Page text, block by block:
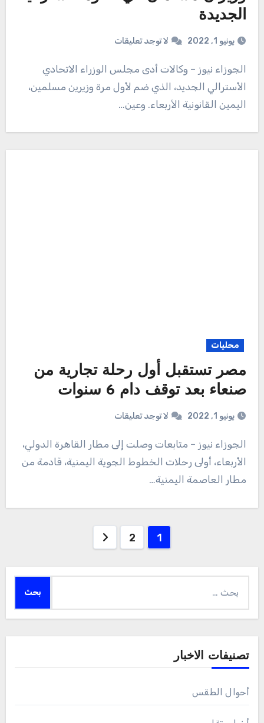
الجديدة
يونيو 1, 2022 لا توجد تعليقات
الجوزاء نيوز – وكالات أدى مجلس الوزراء الاتحادي
الأسترالي الجديد، الذي ضم لأول مرة وزيرين مسلمين،
اليمين القانونية الأربعاء. وعين…
محليات
مصر تستقبل أول رحلة تجارية من
صنعاء بعد توقف دام 6 سنوات
يونيو 1, 2022 لا توجد تعليقات
الأربعاء، أولى رحلات الخطوط الجوية اليمنية، قادمة من
مطار العاصمة اليمنية…
1
2
عن:
تصنيفات الاخبار
أحوال الطقس